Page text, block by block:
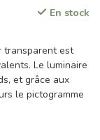
En stock
transparent est
Le luminaire
et grâce aux
le pictogramme